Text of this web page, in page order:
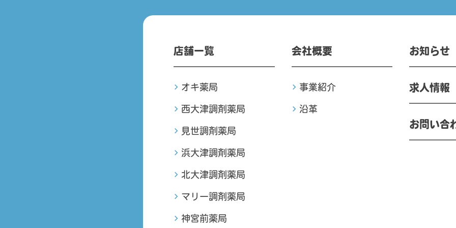
店舗一覧
オキ薬局
西大津調剤薬局
見世調剤薬局
浜大津調剤薬局
北大津調剤薬局
マリー調剤薬局
神宮前薬局
会社概要
事業紹介
沿革
お知らせ
求人情報
お問い合